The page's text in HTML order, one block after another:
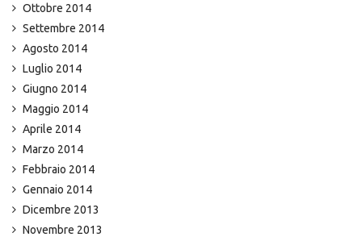
Ottobre 2014
Settembre 2014
Agosto 2014
Luglio 2014
Giugno 2014
Maggio 2014
Aprile 2014
Marzo 2014
Febbraio 2014
Gennaio 2014
Dicembre 2013
Novembre 2013